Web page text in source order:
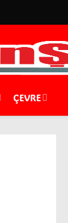
ÇEVRE